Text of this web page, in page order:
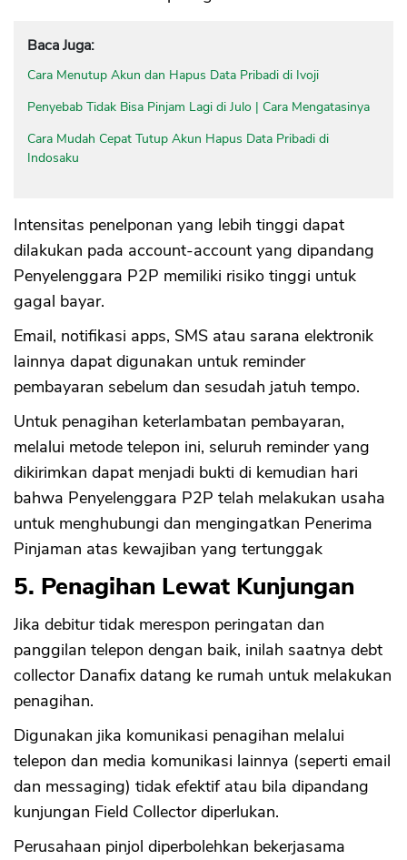
Baca Juga:
Cara Menutup Akun dan Hapus Data Pribadi di Ivoji
Penyebab Tidak Bisa Pinjam Lagi di Julo | Cara Mengatasinya
Cara Mudah Cepat Tutup Akun Hapus Data Pribadi di
Indosaku
Intensitas penelponan yang lebih tinggi dapat
dilakukan pada account-account yang dipandang
Penyelenggara P2P memiliki risiko tinggi untuk
gagal bayar.
Email, notifikasi apps, SMS atau sarana elektronik
lainnya dapat digunakan untuk reminder
pembayaran sebelum dan sesudah jatuh tempo.
Untuk penagihan keterlambatan pembayaran,
melalui metode telepon ini, seluruh reminder yang
dikirimkan dapat menjadi bukti di kemudian hari
bahwa Penyelenggara P2P telah melakukan usaha
untuk menghubungi dan mengingatkan Penerima
Pinjaman atas kewajiban yang tertunggak
5. Penagihan Lewat Kunjungan
Jika debitur tidak merespon peringatan dan
panggilan telepon dengan baik, inilah saatnya debt
collector Danafix datang ke rumah untuk melakukan
penagihan.
Digunakan jika komunikasi penagihan melalui
telepon dan media komunikasi lainnya (seperti email
dan messaging) tidak efektif atau bila dipandang
kunjungan Field Collector diperlukan.
Perusahaan pinjol diperbolehkan bekerjasama